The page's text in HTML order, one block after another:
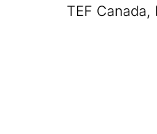
TEF Canada,